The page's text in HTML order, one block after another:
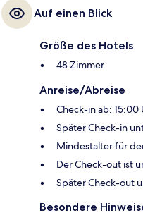
Auf einen Blick
Größe des Hotels
48 Zimmer
Anreise/Abreise
Check-in ab: 15:00
Später Check-in
Mindestalter für
Der Check-out ist
Später Check-out
Besondere